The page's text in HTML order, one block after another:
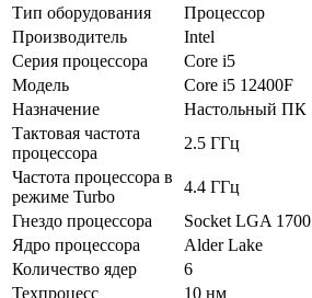
Тип оборудования
Процессор
Производитель
Intel
Серия процессора
Core i5
Модель
Core i5 12400F
Назначение
Настольный ПК
Тактовая частота
процессора
2.5 ГГц
Частота процессора в
режиме Turbo
4.4 ГГц
Гнездо процессора
Socket LGA 1700
Ядро процессора
Alder Lake
Количество ядер
6
Техпроцесс
10 нм